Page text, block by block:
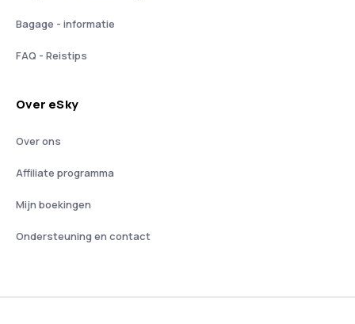
Bagage - informatie
FAQ - Reistips
Over eSky
Over ons
Affiliate programma
Mijn boekingen
Ondersteuning en contact